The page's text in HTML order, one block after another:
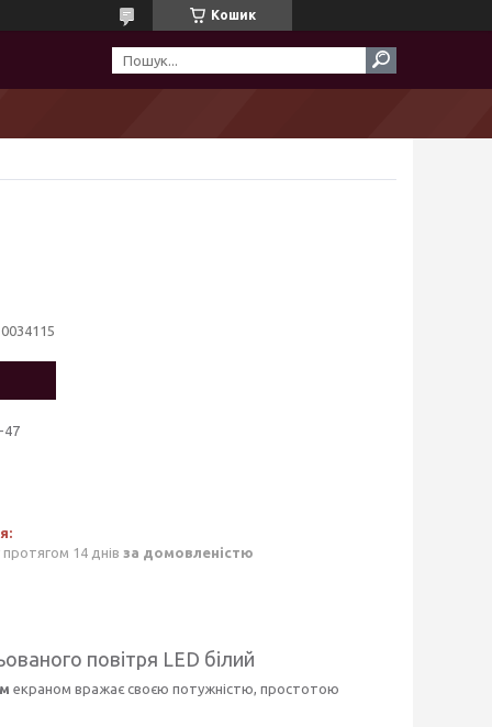
Кошик
47
14 днів за домовленістю
повітря LED білий
екраном вражає своєю потужністю, простотою